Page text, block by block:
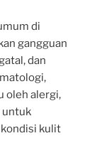
di
gangguan
dan
oleh alergi,
untuk
kulit